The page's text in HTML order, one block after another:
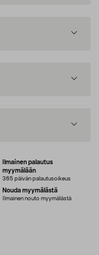
Ilmainen palautus
myymälään
365 päivän palautusoikeus
Nouda myymälästä
Ilmainen nouto myymälästä